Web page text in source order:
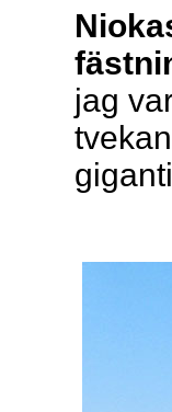
jag